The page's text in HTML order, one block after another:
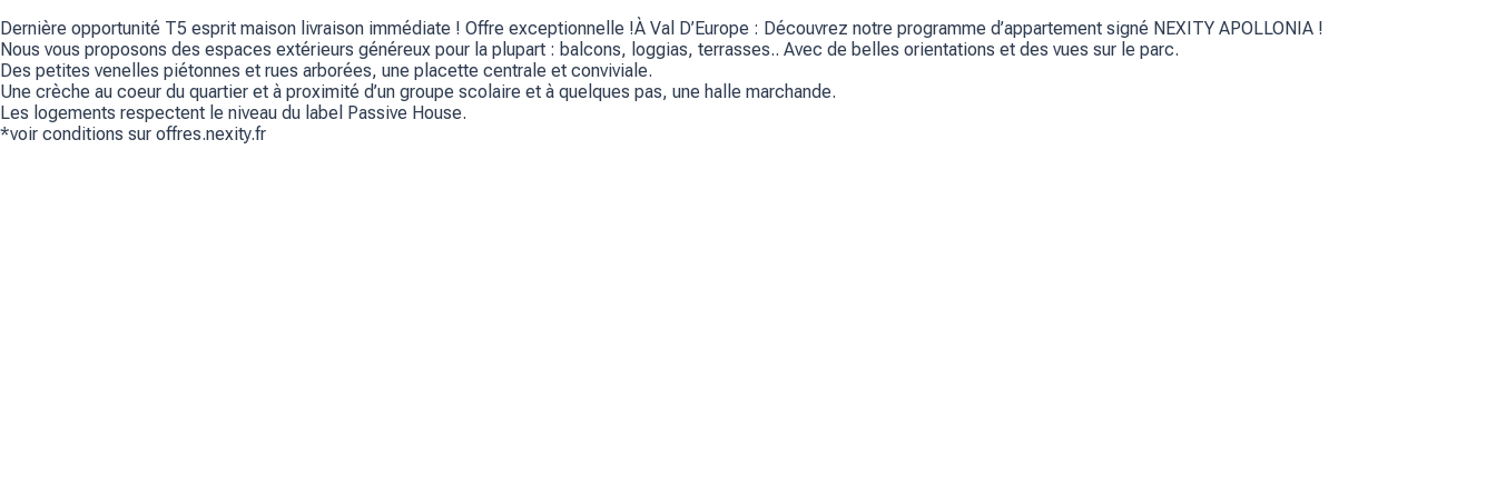
Dernière opportunité T5 esprit maison livraison immédiate ! Offre exceptionnelle !À Val D’Europe : Découvrez notre programme d’appartement signé NEXITY APOLLONIA !
Nous vous proposons des espaces extérieurs généreux pour la plupart : balcons, loggias, terrasses.. Avec de belles orientations et des vues sur le parc.
Des petites venelles piétonnes et rues arborées, une placette centrale et conviviale.
Une crèche au coeur du quartier et à proximité d’un groupe scolaire et à quelques pas, une halle marchande.
Les logements respectent le niveau du label Passive House.
*voir conditions sur offres.nexity.fr